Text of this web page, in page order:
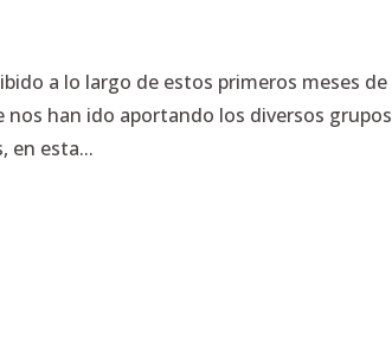
a lo largo de estos primeros meses de
han ido aportando los diversos grupos
en esta...